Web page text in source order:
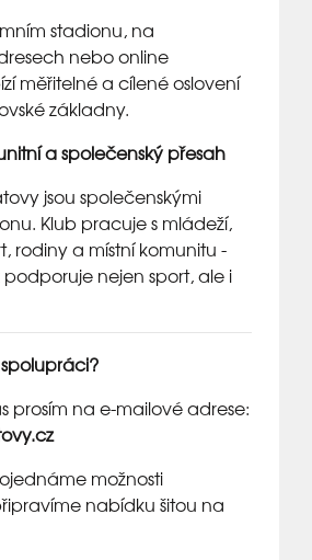
stadionu, na
nebo online
měřitelné a cílené oslovení
základny.
a společenský přesah
jsou společenskými
Klub pracuje s mládeží,
rodiny a místní komunitu -
nejen sport, ale i
prosím na e-mailové adrese:
možnosti
nabídku šitou na